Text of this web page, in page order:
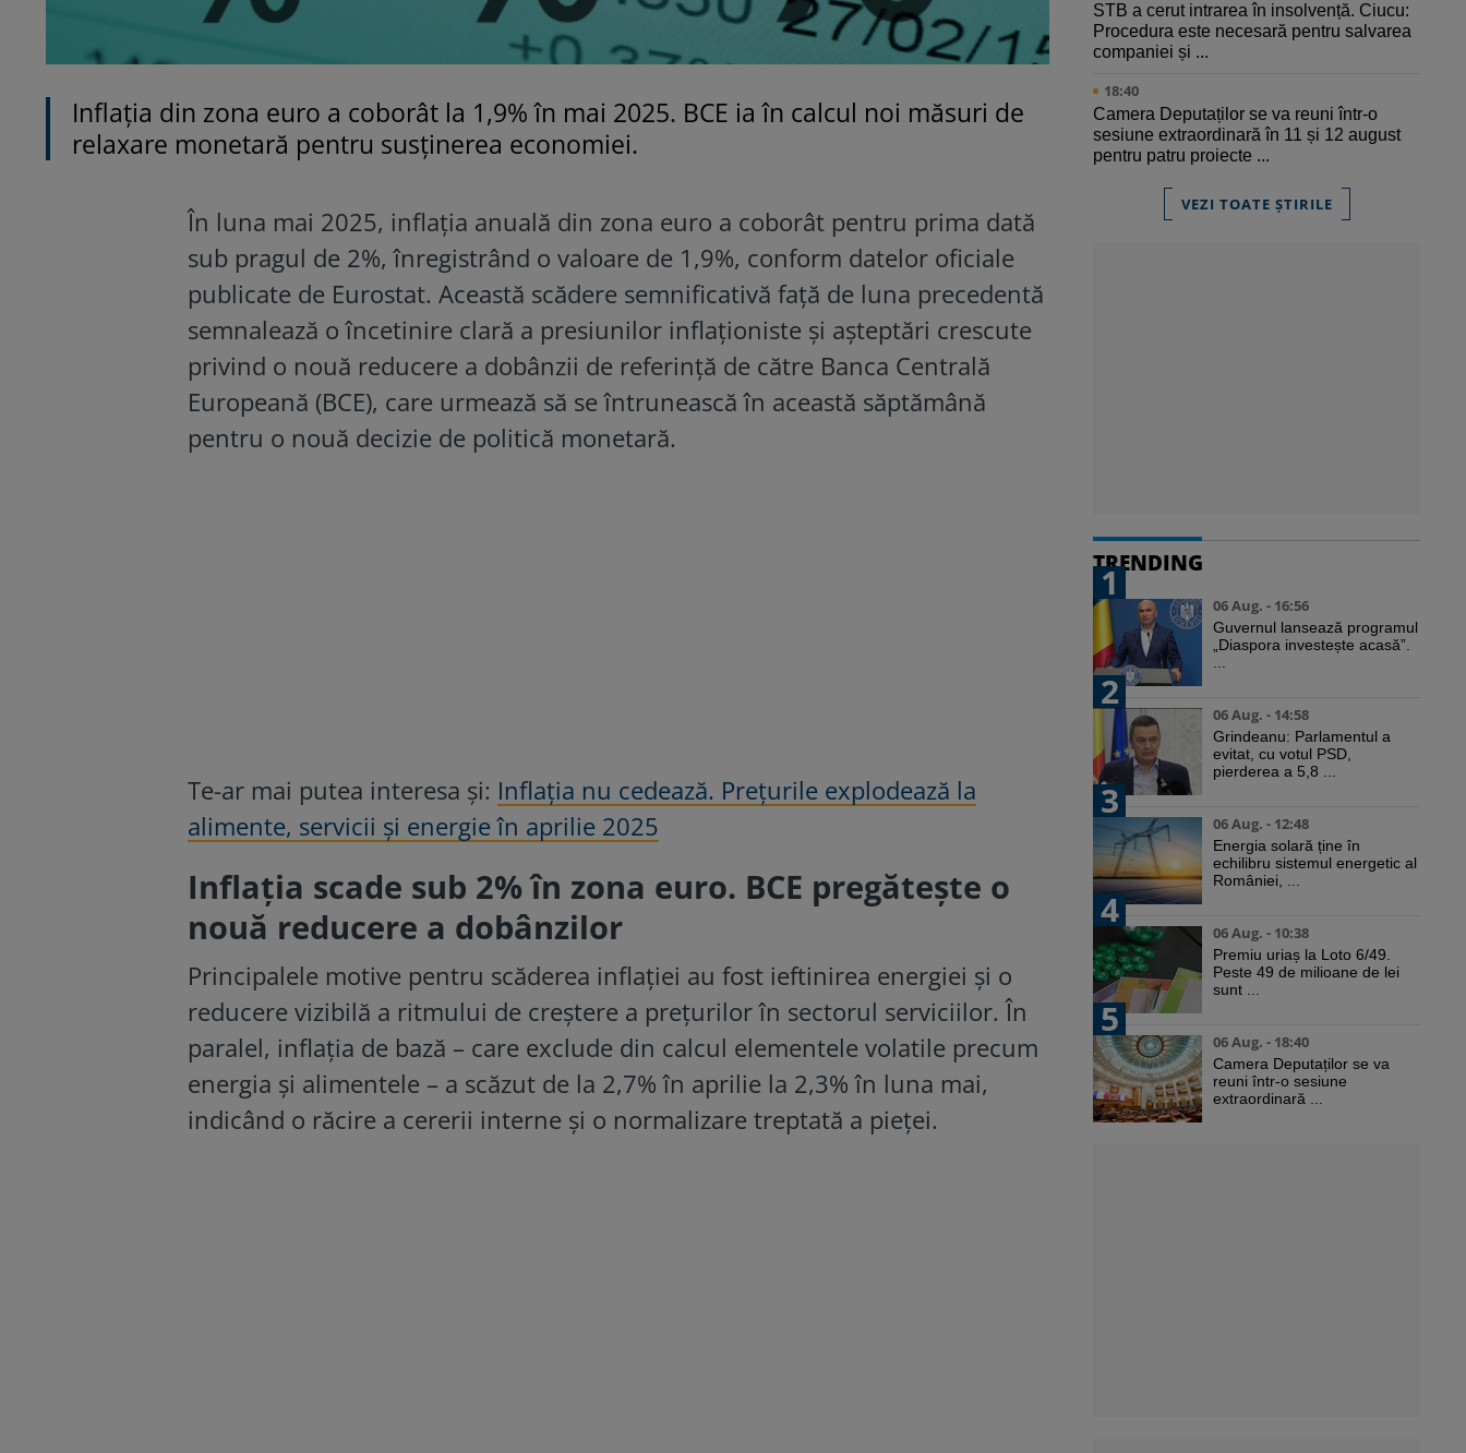
Inflația din zona euro a coborât la 1,9% în mai 2025. BCE ia în calcul noi măsuri de
relaxare monetară pentru susținerea economiei.
În luna mai 2025, inflația anuală din zona euro a coborât pentru prima dată
sub pragul de 2%, înregistrând o valoare de 1,9%, conform datelor oficiale
publicate de Eurostat. Această scădere semnificativă față de luna precedentă
semnalează o încetinire clară a presiunilor inflaționiste și așteptări crescute
privind o nouă reducere a dobânzii de referință de către Banca Centrală
Europeană (BCE), care urmează să se întrunească în această săptămână
pentru o nouă decizie de politică monetară.
Te-ar mai putea interesa și: Inflația nu cedează. Prețurile explodează la
alimente, servicii și energie în aprilie 2025
Inflația scade sub 2% în zona euro. BCE pregătește o
nouă reducere a dobânzilor
Principalele motive pentru scăderea inflației au fost ieftinirea energiei și o
reducere vizibilă a ritmului de creștere a prețurilor în sectorul serviciilor. În
paralel, inflația de bază – care exclude din calcul elementele volatile precum
energia și alimentele – a scăzut de la 2,7% în aprilie la 2,3% în luna mai,
indicând o răcire a cererii interne și o normalizare treptată a pieței.
STB a cerut intrarea în insolvență. Ciucu:
Procedura este necesară pentru salvarea
companiei și ...
18:40
Camera Deputaților se va reuni într-o
sesiune extraordinară în 11 și 12 august
pentru patru proiecte ...
VEZI TOATE ȘTIRILE
TRENDING
1
06 Aug. - 16:56
Guvernul lansează programul
„Diaspora investește acasă”.
2
06 Aug. - 14:58
Grindeanu: Parlamentul a
evitat, cu votul PSD,
pierderea a 5,8 ...
3
06 Aug. - 12:48
Energia solară ține în
echilibru sistemul energetic al
României, ...
4
06 Aug. - 10:38
Premiu uriaș la Loto 6/49.
Peste 49 de milioane de lei
sunt ...
5
06 Aug. - 18:40
Camera Deputaților se va
reuni într-o sesiune
extraordinară ...